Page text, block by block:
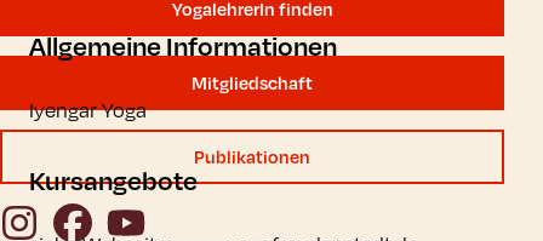
YogalehrerIn finden
Mitgliedschaft
Publikationen
InstagramFacebook
YouTube
Allgemeine Informationen
Iyengar Yoga
Kursangebote